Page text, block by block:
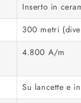
Inserto in
300 metri
4.800 A/m
Su lancette e